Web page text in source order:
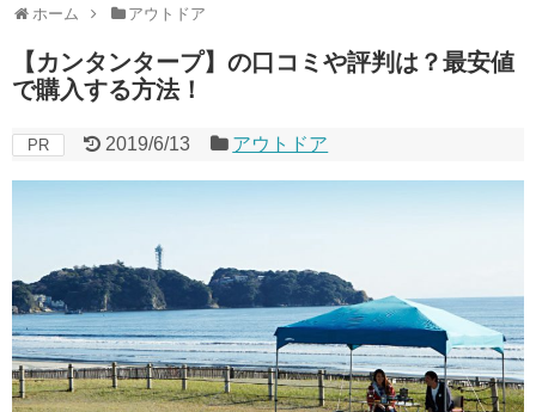
ホーム アウトドア
【カンタンタープ】の口コミや評判は？最安値
で購入する方法！
PR 2019/6/13 アウトドア